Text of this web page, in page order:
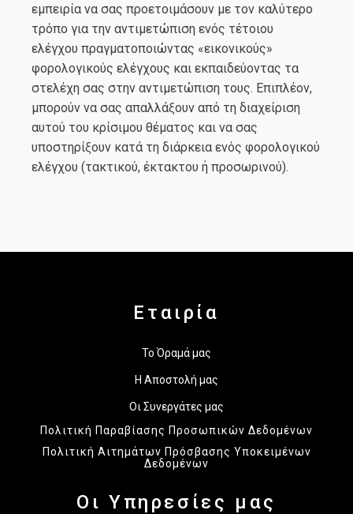
εμπειρία να σας προετοιμάσουν με τον καλύτερο
τρόπο για την αντιμετώπιση ενός τέτοιου
ελέγχου πραγματοποιώντας «εικονικούς»
φορολογικούς ελέγχους και εκπαιδεύοντας τα
στελέχη σας στην αντιμετώπιση τους. Επιπλέον,
μπορούν να σας απαλλάξουν από τη διαχείριση
αυτού του κρίσιμου θέματος και να σας
υποστηρίξουν κατά τη διάρκεια ενός φορολογικού
ελέγχου (τακτικού, έκτακτου ή προσωρινού).
Εταιρία
Το Όραμά μας
Η Αποστολή μας
Οι Συνεργάτες μας
Πολιτική Παραβίασης Προσωπικών Δεδομένων
Πολιτική Αιτημάτων Πρόσβασης Υποκειμένων
Δεδομένων
Οι Υπηρεσίες μας